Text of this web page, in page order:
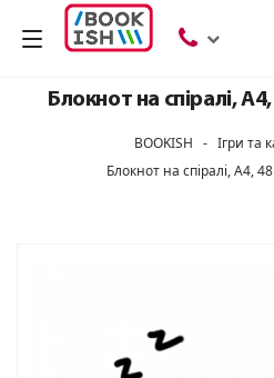
Блокнот на спiралi, А4,
BOOKISH - Ігри та
Блокнот на спiралi, А4, 48